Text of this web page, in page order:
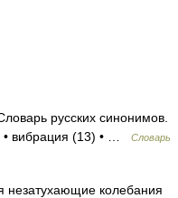
русских синонимов.
• вибрация (13) • …
Словарь
колебания